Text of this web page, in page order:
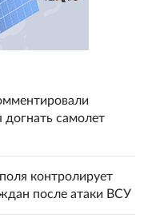
самолет
контролирует
после атаки ВСУ